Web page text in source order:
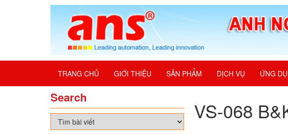
TRANG CHỦ GIỚI THIỆU SẢN PHẨM DỊCH VỤ ỨNG
Search
VS-068